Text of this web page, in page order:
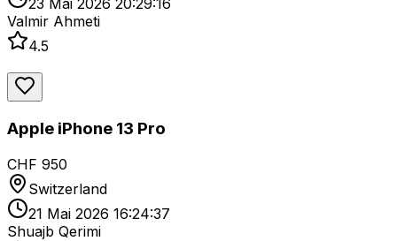
23 Mai 2026 20:29:16
Valmir Ahmeti
4.5
Apple iPhone 13 Pro
CHF 950
Switzerland
21 Mai 2026 16:24:37
Shuajb Qerimi